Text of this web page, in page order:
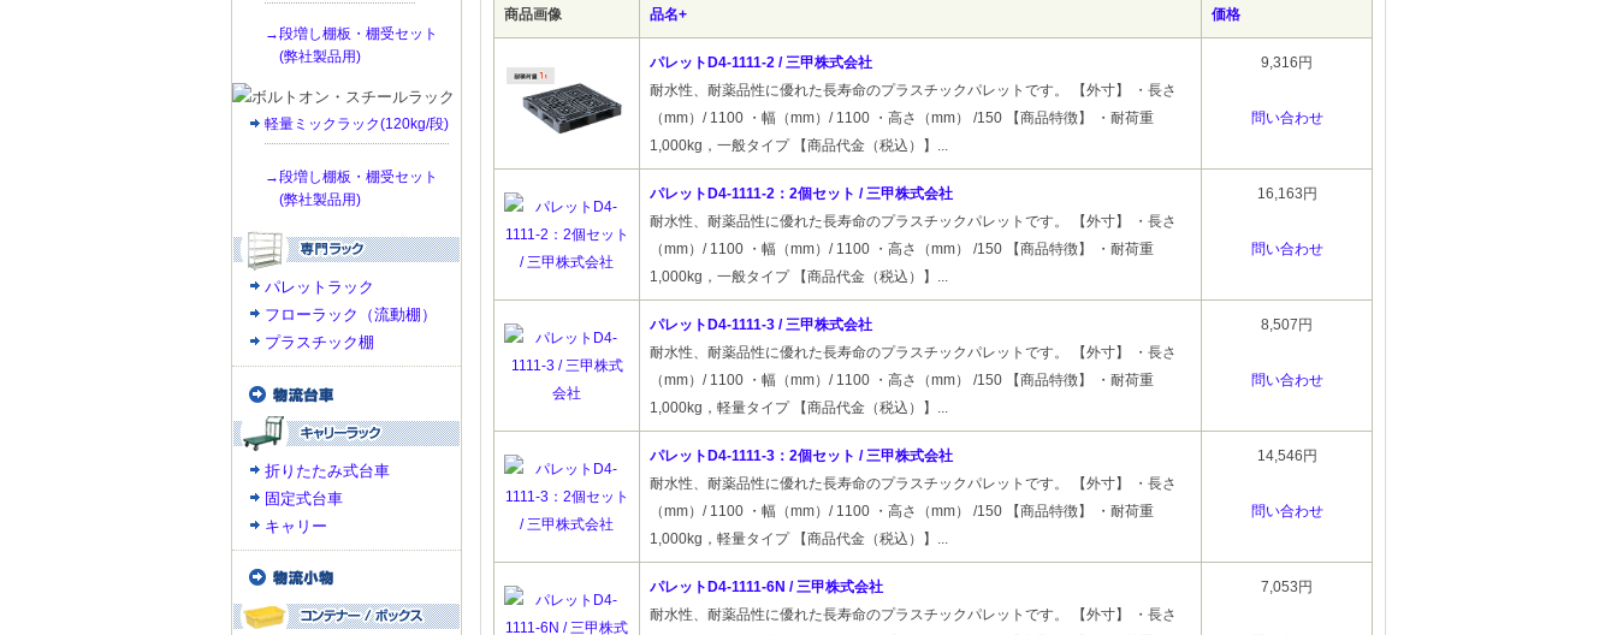
→段増し棚板・棚受セット
(弊社製品用)
軽量ミックラック(120kg/段)
→段増し棚板・棚受セット
(弊社製品用)
パレットラック
フローラック（流動棚）
プラスチック棚
折りたたみ式台車
固定式台車
キャリー
商品画像 品名+ 価格
パレットD4-1111-2 / 三甲株式会社
耐水性、耐薬品性に優れた長寿命のプラスチックパレットです。 【外寸】 ・長さ
（mm）/ 1100 ・幅（mm）/ 1100 ・高さ（mm） /150 【商品特徴】 ・耐荷重
1,000kg，一般タイプ 【商品代金（税込）】...
9,316円
問い合わせ
パレットD4-1111-2：2個セット / 三甲株式会社
耐水性、耐薬品性に優れた長寿命のプラスチックパレットです。 【外寸】 ・長さ
（mm）/ 1100 ・幅（mm）/ 1100 ・高さ（mm） /150 【商品特徴】 ・耐荷重
1,000kg，一般タイプ 【商品代金（税込）】...
16,163円
問い合わせ
パレットD4-1111-3 / 三甲株式会社
耐水性、耐薬品性に優れた長寿命のプラスチックパレットです。 【外寸】 ・長さ
（mm）/ 1100 ・幅（mm）/ 1100 ・高さ（mm） /150 【商品特徴】 ・耐荷重
1,000kg，軽量タイプ 【商品代金（税込）】...
8,507円
問い合わせ
パレットD4-1111-3：2個セット / 三甲株式会社
耐水性、耐薬品性に優れた長寿命のプラスチックパレットです。 【外寸】 ・長さ
（mm）/ 1100 ・幅（mm）/ 1100 ・高さ（mm） /150 【商品特徴】 ・耐荷重
1,000kg，軽量タイプ 【商品代金（税込）】...
14,546円
問い合わせ
パレットD4-1111-6N / 三甲株式会社
耐水性、耐薬品性に優れた長寿命のプラスチックパレットです。 【外寸】 ・長さ
7,053円